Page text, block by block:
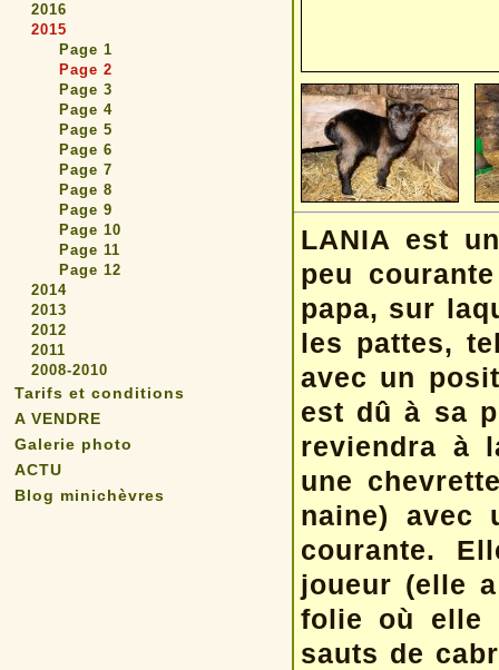
2016
2015
Page 1
Page 2
Page 3
Page 4
Page 5
Page 6
Page 7
Page 8
Page 9
Page 10
Page 11
Page 12
2014
2013
2012
2011
2008-2010
Tarifs et conditions
A VENDRE
Galerie photo
ACTU
Blog minichèvres
LANIA est
peu
papa, sur
les pattes,
avec un
est dû à sa
reviendra à
une
naine) avec
courante.
joueur (elle
folie où elle
sauts de